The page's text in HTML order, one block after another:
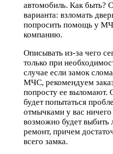
автомобиль. Как быть?
варианта: взломать
попросить помощь у
компанию.
Описывать из-за чего
только при
случае если замок
МЧС, рекомендуем
попросту ее выломают.
будет попытаться
отмычками у вас ничего
возможно будет выбить
ремонт, причем
всего замка.